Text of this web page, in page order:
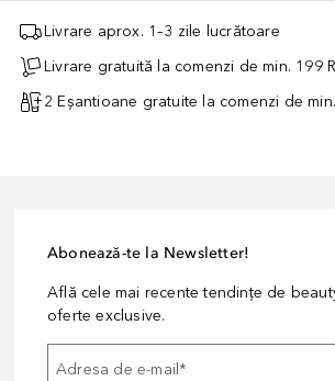
Livrare aprox. 1–3 zile lucrătoare
Livrare gratuită la comenzi de min. 199
2 Eșantioane gratuite la comenzi de
Abonează-te la Newsletter!
Află cele mai recente tendințe de
oferte exclusive.
Adresa de e-mail*